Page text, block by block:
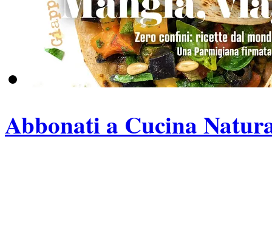
Abbonati a Cucina